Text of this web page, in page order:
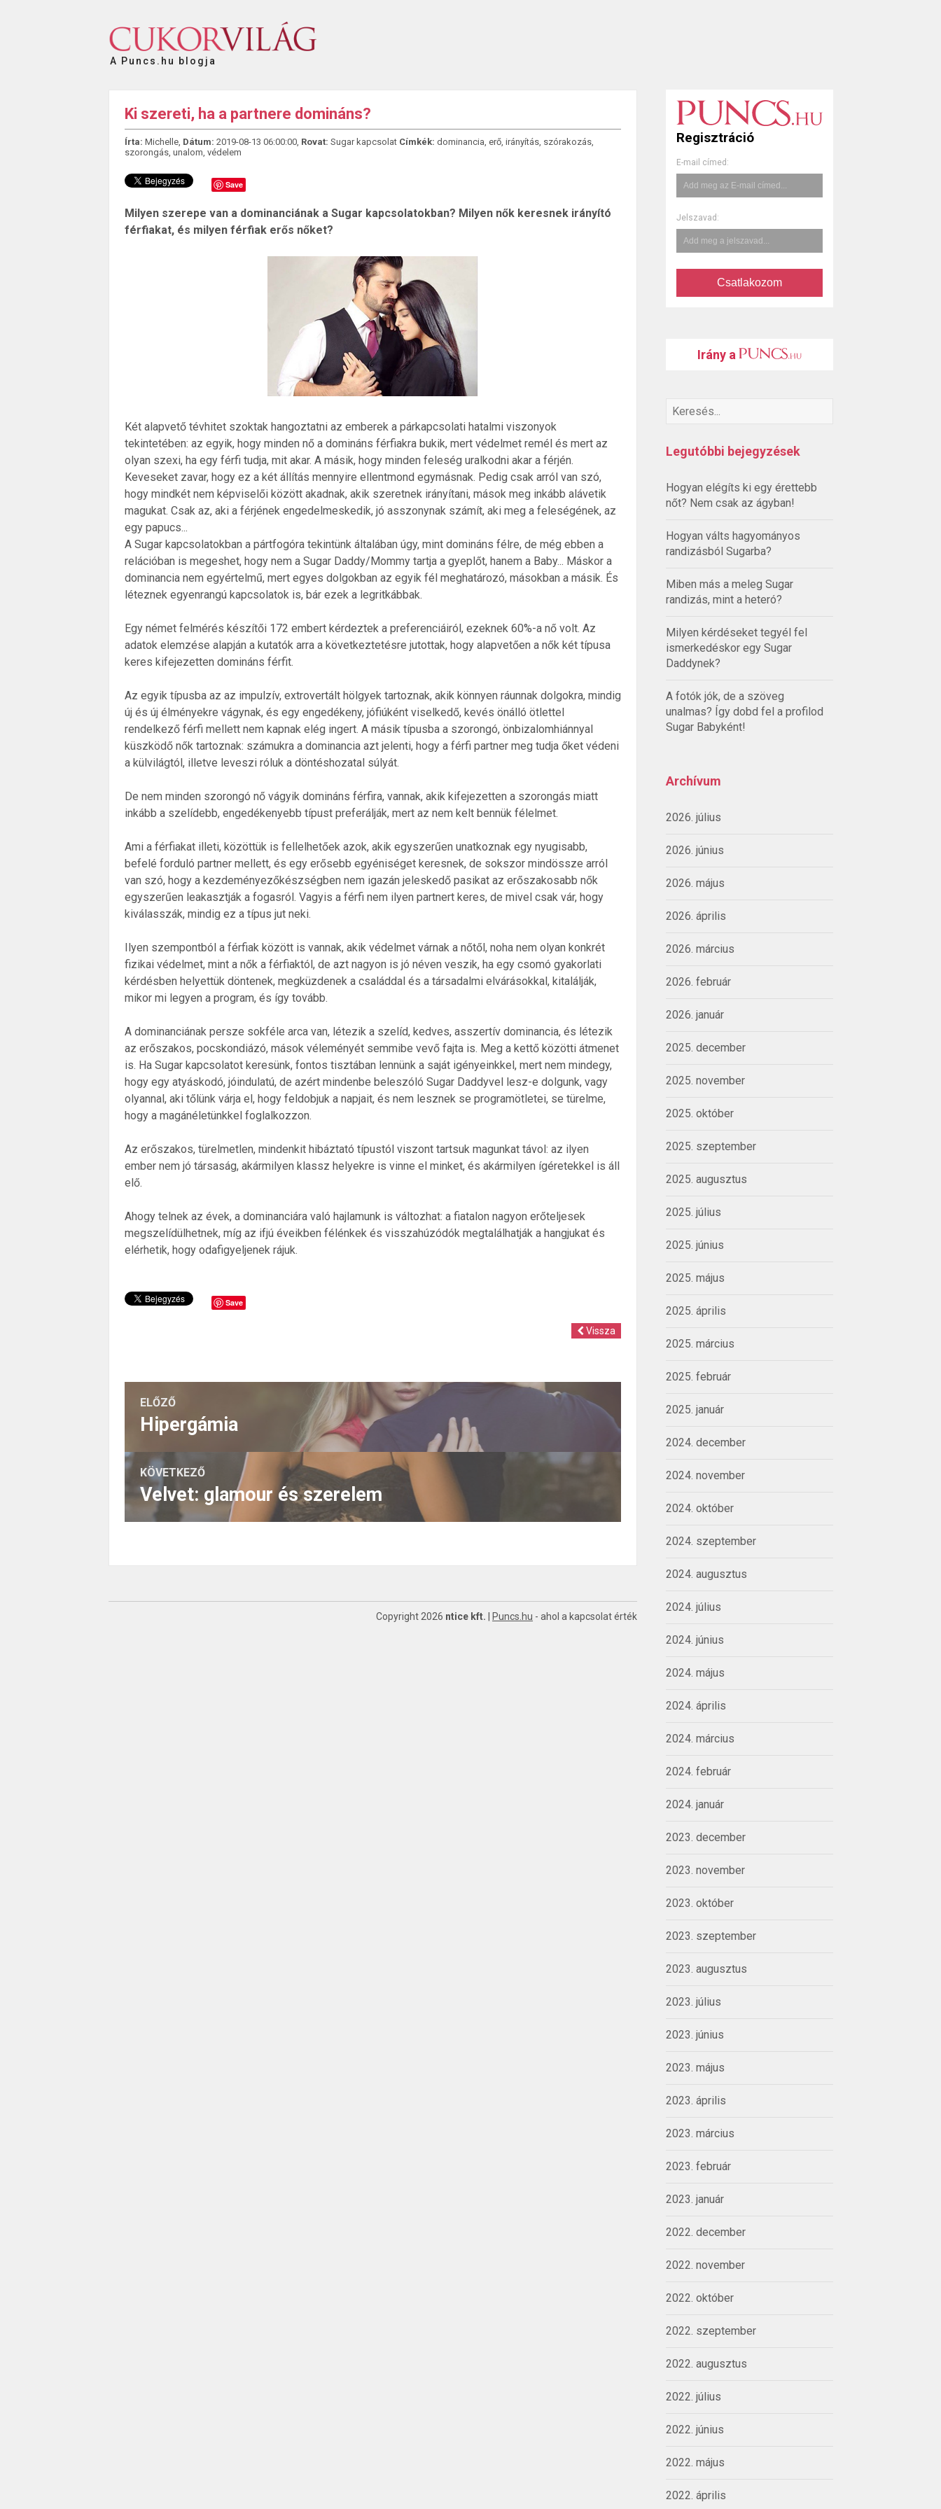
Regisztráció
E-mail címed:
Jelszavad:
Csatlakozom
Irány a
Legutóbbi bejegyzések
Hogyan elégíts ki egy érettebb
nőt? Nem csak az ágyban!
Hogyan válts hagyományos
randizásból Sugarba?
Miben más a meleg Sugar
randizás, mint a heteró?
Milyen kérdéseket tegyél fel
ismerkedéskor egy Sugar
Daddynek?
A fotók jók, de a szöveg
unalmas? Így dobd fel a profilod
Sugar Babyként!
Archívum
2026. július
2026. június
2026. május
2026. április
2026. március
2026. február
2026. január
2025. december
2025. november
2025. október
2025. szeptember
2025. augusztus
2025. július
2025. június
2025. május
2025. április
2025. március
2025. február
2025. január
2024. december
2024. november
2024. október
2024. szeptember
2024. augusztus
2024. július
2024. június
2024. május
2024. április
2024. március
2024. február
2024. január
2023. december
2023. november
2023. október
2023. szeptember
2023. augusztus
2023. július
2023. június
2023. május
2023. április
2023. március
2023. február
2023. január
2022. december
2022. november
2022. október
2022. szeptember
2022. augusztus
2022. július
2022. június
2022. május
2022. április
A Puncs.hu blogja
Ki szereti, ha a partnere domináns?
Írta: Michelle, Dátum: 2019-08-13 06:00:00, Rovat: Sugar kapcsolat Címkék: dominancia, erő, irányítás, szórakozás,
szorongás, unalom, védelem
Save
Milyen szerepe van a dominanciának a Sugar kapcsolatokban? Milyen nők keresnek irányító
férfiakat, és milyen férfiak erős nőket?
Két alapvető tévhitet szoktak hangoztatni az emberek a párkapcsolati hatalmi viszonyok
tekintetében: az egyik, hogy minden nő a domináns férfiakra bukik, mert védelmet remél és mert az
olyan szexi, ha egy férfi tudja, mit akar. A másik, hogy minden feleség uralkodni akar a férjén.
Keveseket zavar, hogy ez a két állítás mennyire ellentmond egymásnak. Pedig csak arról van szó,
hogy mindkét nem képviselői között akadnak, akik szeretnek irányítani, mások meg inkább alávetik
magukat. Csak az, aki a férjének engedelmeskedik, jó asszonynak számít, aki meg a feleségének, az
egy papucs...
A Sugar kapcsolatokban a pártfogóra tekintünk általában úgy, mint domináns félre, de még ebben a
relációban is megeshet, hogy nem a Sugar Daddy/Mommy tartja a gyeplőt, hanem a Baby... Máskor a
dominancia nem egyértelmű, mert egyes dolgokban az egyik fél meghatározó, másokban a másik. És
léteznek egyenrangú kapcsolatok is, bár ezek a legritkábbak.
Egy német felmérés készítői 172 embert kérdeztek a preferenciáiról, ezeknek 60%-a nő volt. Az
adatok elemzése alapján a kutatók arra a következtetésre jutottak, hogy alapvetően a nők két típusa
keres kifejezetten domináns férfit.
Az egyik típusba az az impulzív, extrovertált hölgyek tartoznak, akik könnyen ráunnak dolgokra, mindig
új és új élményekre vágynak, és egy engedékeny, jófiúként viselkedő, kevés önálló ötlettel
rendelkező férfi mellett nem kapnak elég ingert. A másik típusba a szorongó, önbizalomhiánnyal
küszködő nők tartoznak: számukra a dominancia azt jelenti, hogy a férfi partner meg tudja őket védeni
a külvilágtól, illetve leveszi róluk a döntéshozatal súlyát.
De nem minden szorongó nő vágyik domináns férfira, vannak, akik kifejezetten a szorongás miatt
inkább a szelídebb, engedékenyebb típust preferálják, mert az nem kelt bennük félelmet.
Ami a férfiakat illeti, közöttük is fellelhetőek azok, akik egyszerűen unatkoznak egy nyugisabb,
befelé forduló partner mellett, és egy erősebb egyéniséget keresnek, de sokszor mindössze arról
van szó, hogy a kezdeményezőkészségben nem igazán jeleskedő pasikat az erőszakosabb nők
egyszerűen leakasztják a fogasról. Vagyis a férfi nem ilyen partnert keres, de mivel csak vár, hogy
kiválasszák, mindig ez a típus jut neki.
Ilyen szempontból a férfiak között is vannak, akik védelmet várnak a nőtől, noha nem olyan konkrét
fizikai védelmet, mint a nők a férfiaktól, de azt nagyon is jó néven veszik, ha egy csomó gyakorlati
kérdésben helyettük döntenek, megküzdenek a családdal és a társadalmi elvárásokkal, kitalálják,
mikor mi legyen a program, és így tovább.
A dominanciának persze sokféle arca van, létezik a szelíd, kedves, asszertív dominancia, és létezik
az erőszakos, pocskondiázó, mások véleményét semmibe vevő fajta is. Meg a kettő közötti átmenet
is. Ha Sugar kapcsolatot keresünk, fontos tisztában lennünk a saját igényeinkkel, mert nem mindegy,
hogy egy atyáskodó, jóindulatú, de azért mindenbe beleszóló Sugar Daddyvel lesz-e dolgunk, vagy
olyannal, aki tőlünk várja el, hogy feldobjuk a napjait, és nem lesznek se programötletei, se türelme,
hogy a magánéletünkkel foglalkozzon.
Az erőszakos, türelmetlen, mindenkit hibáztató típustól viszont tartsuk magunkat távol: az ilyen
ember nem jó társaság, akármilyen klassz helyekre is vinne el minket, és akármilyen ígéretekkel is áll
elő.
Ahogy telnek az évek, a dominanciára való hajlamunk is változhat: a fiatalon nagyon erőteljesek
megszelídülhetnek, míg az ifjú éveikben félénkek és visszahúzódók megtalálhatják a hangjukat és
elérhetik, hogy odafigyeljenek rájuk.
Save
Vissza
ELŐZŐ
Hipergámia
KÖVETKEZŐ
Velvet: glamour és szerelem
Copyright 2026 ntice kft. Puncs.hu - ahol a kapcsolat érték